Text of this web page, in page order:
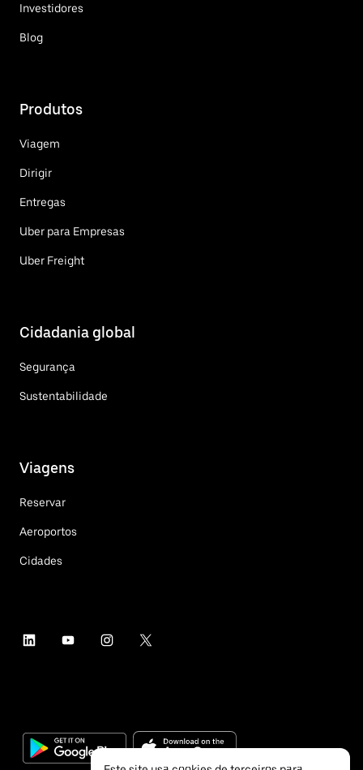
Investidores
Blog
Produtos
Viagem
Dirigir
Entregas
Uber para Empresas
Uber Freight
Cidadania global
Segurança
Sustentabilidade
Viagens
Reservar
Aeroportos
Cidades